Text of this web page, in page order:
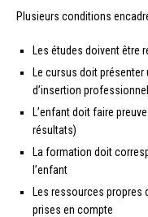
Plusieurs conditions
Les études doivent être
Le cursus doit
d’insertion
L’enfant doit faire
résultats)
La formation doit
l’enfant
Les ressources propres
prises en compte